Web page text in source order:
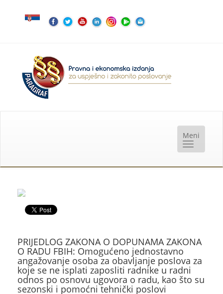
PRIJEDLOG ZAKONA O DOPUNAMA ZAKONA
O RADU FBIH: Omogućeno jednostavno
angažovanje osoba za obavljanje poslova za
koje se ne isplati zaposliti radnike u radni
odnos po osnovu ugovora o radu, kao što su
sezonski i pomoćni tehnički poslovi